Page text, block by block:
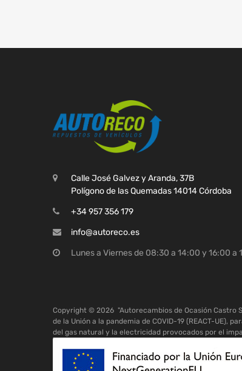
Calle José Galvez y Aranda, 37B
Polígono de las Quemadas 14014 Córdoba
+34 957 356 179
info@autoreco.es
Lunes a Viernes de 08:30 a 14:00 y 16:00 a
Copyright © 2026 "Autorecambios de Ocasión Castro
de la Unión a la pandemia de COVID-19 (REACT-
del gas natural y la electricidad provocados por el